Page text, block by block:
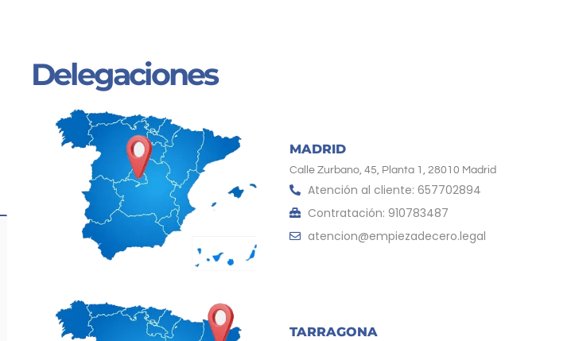
Delegaciones
MADRID
Calle Zurbano, 45, Planta 1, 28010 Madrid
Atención al cliente: 657702894
Contratación: 910783487
atencion@empiezadecero.legal
TARRAGONA